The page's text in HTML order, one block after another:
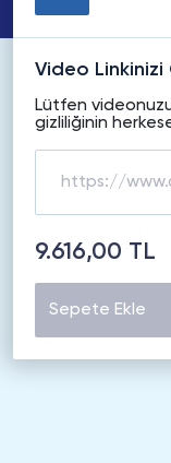
Video Linkinizi
Lütfen
gizliliğinin
9.616,00 TL
Sepete Ekle